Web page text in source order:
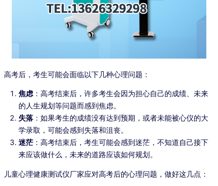
高考后，考生可能会面临以下几种心理问题：
焦虑：高考结束后，许多考生会因为担心自己的成绩、未来
的人生规划等问题而感到焦虑。
失落 ：如果考生的成绩没有达到预期，或者未能被心仪的大
学录取，可能会感到失落和沮丧。
迷茫 ：高考结束后，考生可能会感到迷茫，不知道自己接下
来应该做什么，未来的道路应该如何规划。
儿童心理健康测试仪厂家应对高考后的心理问题，做好这几点：